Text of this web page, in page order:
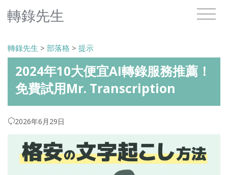
轉錄先生
轉錄先生 > 部落格 > 提示
2024年10大便宜AI轉錄服務推薦！
免費試用Mr. Transcription
2026年6月29日